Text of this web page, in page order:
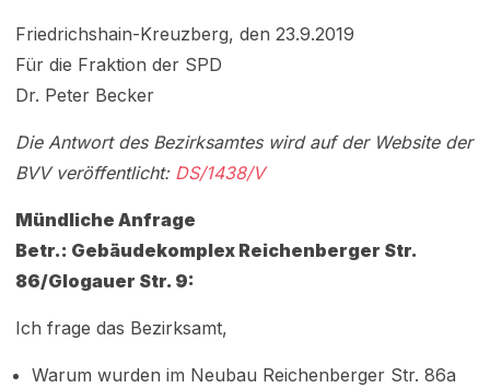
Friedrichshain-Kreuzberg, den 23.9.2019
Für die Fraktion der SPD
Dr. Peter Becker
Die Antwort des Bezirksamtes wird auf der Website der
BVV veröffentlicht: DS/1438/V
Mündliche Anfrage
Betr.: Gebäudekomplex Reichenberger Str.
86/Glogauer Str. 9:
Ich frage das Bezirksamt,
Warum wurden im Neubau Reichenberger Str. 86a